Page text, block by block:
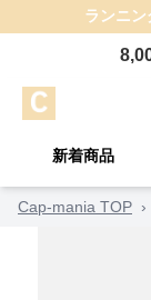
ランニン
新着商品
Cap-mania TOP ›